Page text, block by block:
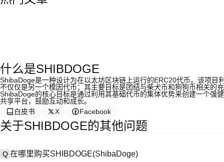
什么是SHIBDOGE
ShibaDoge是一种设计为在以太坊区块链上运行的ERC20代币。该项
不仅仅是另一个模因代币；其主要目标是团结与柴犬币和狗狗币相关的
ShibaDoge的核心目标是通过利用其基础代币的集体优势来创建一个强
共享平台，鼓励互动和成长。
白皮书
X Facebook
关于SHIBDOGE的其他问题
Q 在哪里购买SHIBDOGE(ShibaDoge)